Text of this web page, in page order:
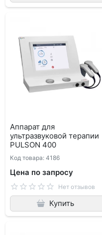
Аппарат для
ультразвуковой терапии
PULSON 400
Код товара: 4186
Цена по запросу
Нет отзывов
Купить